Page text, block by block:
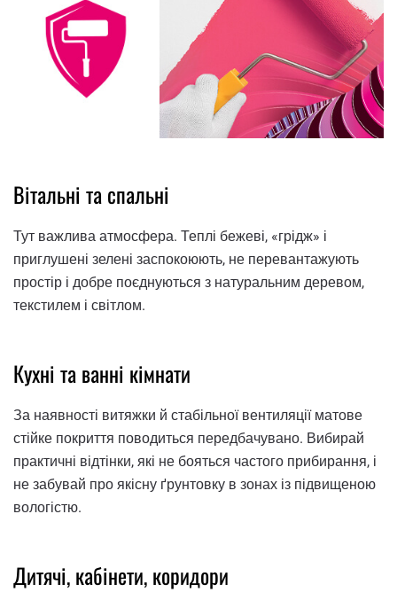
Вітальні та спальні
Тут важлива атмосфера. Теплі бежеві, «грідж» і
приглушені зелені заспокоюють, не перевантажують
простір і добре поєднуються з натуральним деревом,
текстилем і світлом.
Кухні та ванні кімнати
За наявності витяжки й стабільної вентиляції матове
стійке покриття поводиться передбачувано. Вибирай
практичні відтінки, які не бояться частого прибирання, і
не забувай про якісну ґрунтовку в зонах із підвищеною
вологістю.
Дитячі, кабінети, коридори